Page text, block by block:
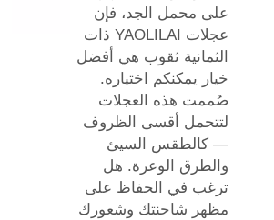
على محمل الجد، فإن
عجلات YAOLILAI ذات
الثمانية ثقوب هي أفضل
خيار يمكنكم اختياره.
صُممت هذه العجلات
لتتحمل أقسى الظروف
— كالطقس السيئ
والطرق الوعرة. هل
ترغب في الحفاظ على
مظهر شاحنتك وشعورك